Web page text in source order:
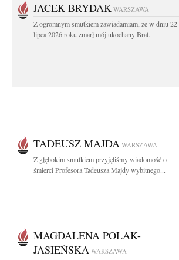
JACEK BRYDAK WARSZAWA
Z ogromnym smutkiem zawiadamiam, że w dniu 22
lipca 2026 roku zmarł mój ukochany Brat...
TADEUSZ MAJDA WARSZAWA
Z głębokim smutkiem przyjęliśmy wiadomość o
śmierci Profesora Tadeusza Majdy wybitnego...
MAGDALENA POLAK-
JASIEŃSKA WARSZAWA